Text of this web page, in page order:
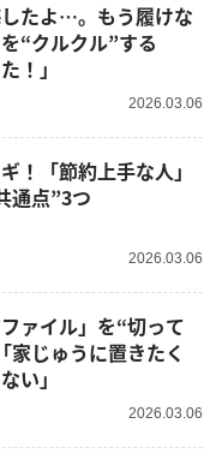
たよ…。もう履けな
“クルクル”する
！」
2026.03.06
！「節約上手な人」
通点”3つ
2026.03.06
ァイル」を“切って
家じゅうに置きたく
い」
2026.03.06